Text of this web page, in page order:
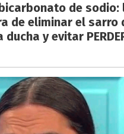
de sodio:
de eliminar el sarro
y evitar